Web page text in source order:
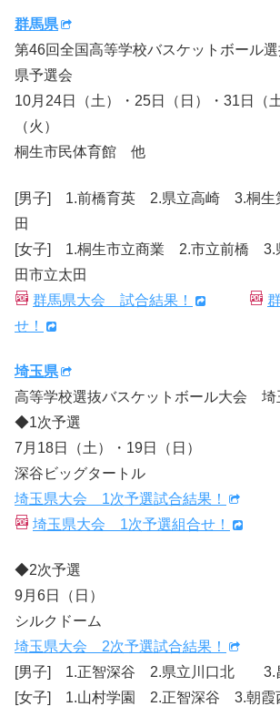
群馬県
第46回全国高等学校バスケットボール
県予選会
10月24日（土）・25日（日）・31日（
（火）
桐生市民体育館 他
[男子] 1.前橋育英 2.県立高崎 3.桐生
田
[女子] 1.桐生市立商業 2.市立前橋 3.
田市立太田
群馬県大会 試合結果！
せ！
埼玉県
高等学校選抜バスケットボール大会 埼
◆1次予選
7月18日（土）・19日（日）
深谷ビッグタートル
埼玉県大会 1次予選試合結果！
埼玉県大会 1次予選組合せ！
◆2次予選
9月6日（日）
シルクドーム
埼玉県大会 2次予選試合結果！
[男子] 1.正智深谷 2.県立川口北 3.
[女子] 1.山村学園 2.正智深谷 3.朝霞